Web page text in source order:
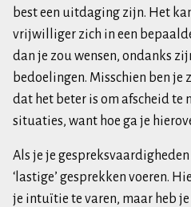
best een uitdaging zijn. Het
vrijwilliger zich in een
dan je zou wensen, ondanks
bedoelingen. Misschien ben je
dat het beter is om afscheid te
situaties, want hoe ga je
Als je je
‘lastige’ gesprekken voeren.
je intuïtie te varen, maar heb